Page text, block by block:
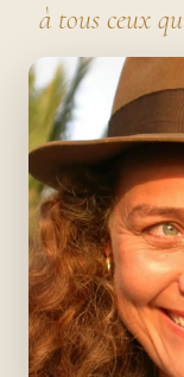
à tous ceux